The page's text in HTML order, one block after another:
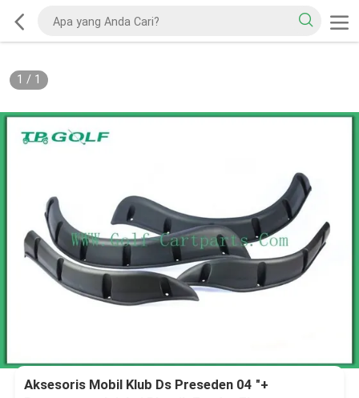
1 / 1
Aksesoris Mobil Klub Ds Preseden 04 "+